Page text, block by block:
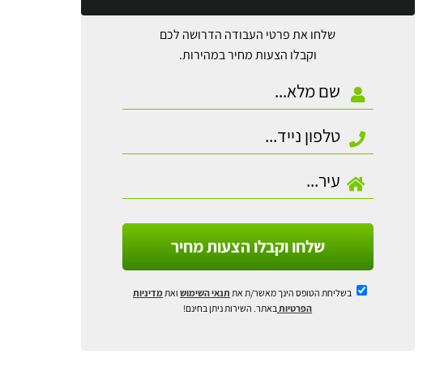
שלחו את פרטי העבודה הדרושה לכם
וקבלו הצעות מחיר במהירות.
שלחו וקבלו הצעות מחיר
בשליחת הטופס הינך מאשר/ת את תנאי השימושואת מדיניות
הפרטיות באתר. השירות ניתן בחינם!